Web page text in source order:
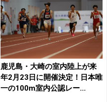
鹿児島・大崎の室内陸上が来
年2月23日に開催決定！日本唯
一の100m室内公認レー...